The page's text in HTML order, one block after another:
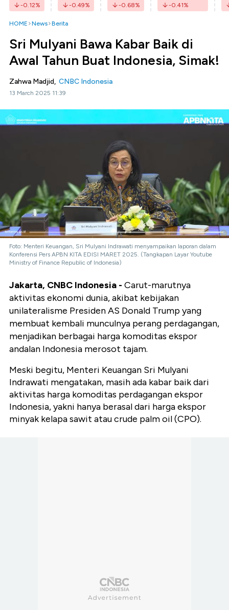
-0.12% -0.49% -0.68% -0.41%
HOME News Berita
Sri Mulyani Bawa Kabar Baik di
Awal Tahun Buat Indonesia, Simak!
Zahwa Madjid, CNBC Indonesia
13 March 2025 11:39
Foto: Menteri Keuangan, Sri Mulyani Indrawati menyampaikan laporan dalam
Konferensi Pers APBN KITA EDISI MARET 2025. (Tangkapan Layar Youtube
Ministry of Finance Republic of Indonesia)
Jakarta, CNBC Indonesia - Carut-marutnya
aktivitas ekonomi dunia, akibat kebijakan
unilateralisme Presiden AS Donald Trump yang
membuat kembali munculnya perang perdagangan,
menjadikan berbagai harga komoditas ekspor
andalan Indonesia merosot tajam.
Meski begitu, Menteri Keuangan Sri Mulyani
Indrawati mengatakan, masih ada kabar baik dari
aktivitas harga komoditas perdagangan ekspor
Indonesia, yakni hanya berasal dari harga ekspor
minyak kelapa sawit atau crude palm oil (CPO).